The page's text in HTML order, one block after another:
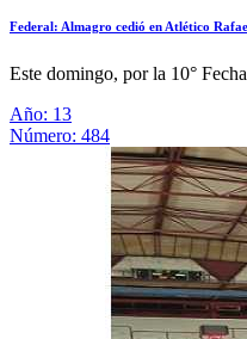
Federal: Almagro cedió en Atlético
Este domingo, por la 10°
Año: 13
Número: 484